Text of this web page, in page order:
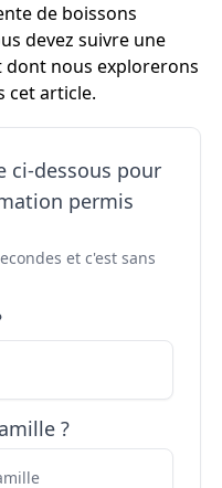
de boissons
devez suivre une
nous explorerons
cet article.
ci-dessous pour
permis
et c'est sans
?